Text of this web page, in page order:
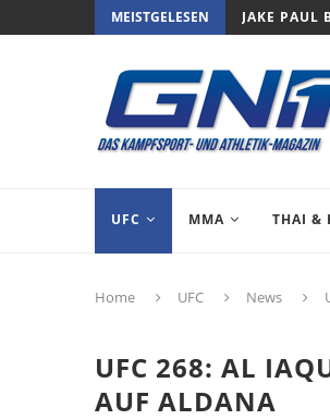
MEISTGELESEN JAKE PAUL
UFC MMA THAI &
Home UFC News
UFC 268: AL
AUF ALDANA